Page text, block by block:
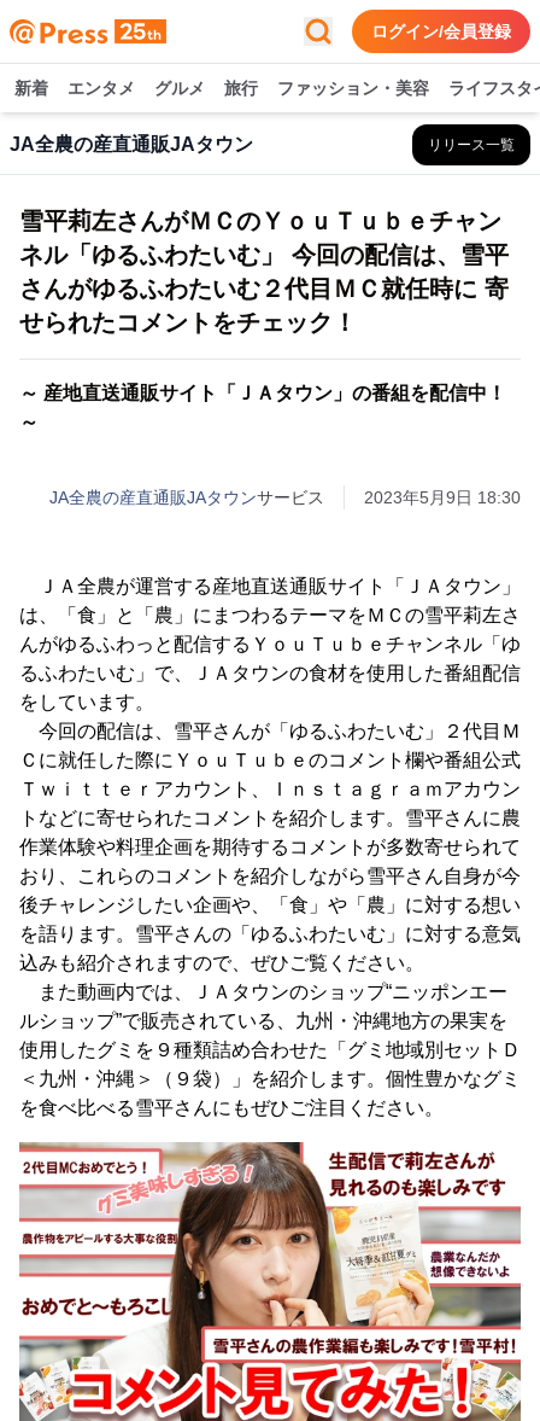
ログイン/会員登録
新着 エンタメ グルメ 旅行 ファッション・美容 ライフスタ
JA全農の産直通販JAタウン リリース一覧
雪平莉左さんがＭＣのＹｏｕＴｕｂｅチャン
ネル「ゆるふわたいむ」 今回の配信は、雪平
さんがゆるふわたいむ２代目ＭＣ就任時に 寄
せられたコメントをチェック！
～ 産地直送通販サイト「ＪＡタウン」の番組を配信中！
～
JA全農の産直通販JAタウンサービス 2023年5月9日 18:30
ＪＡ全農が運営する産地直送通販サイト「ＪＡタウン」
は、「食」と「農」にまつわるテーマをＭＣの雪平莉左さ
んがゆるふわっと配信するＹｏｕＴｕｂｅチャンネル「ゆ
るふわたいむ」で、ＪＡタウンの食材を使用した番組配信
をしています。
今回の配信は、雪平さんが「ゆるふわたいむ」２代目Ｍ
Ｃに就任した際にＹｏｕＴｕｂｅのコメント欄や番組公式
Ｔｗｉｔｔｅｒアカウント、Ｉｎｓｔａｇｒａｍアカウン
トなどに寄せられたコメントを紹介します。雪平さんに農
作業体験や料理企画を期待するコメントが多数寄せられて
おり、これらのコメントを紹介しながら雪平さん自身が今
後チャレンジしたい企画や、「食」や「農」に対する想い
を語ります。雪平さんの「ゆるふわたいむ」に対する意気
込みも紹介されますので、ぜひご覧ください。
また動画内では、ＪＡタウンのショップ“ニッポンエー
ルショップ”で販売されている、九州・沖縄地方の果実を
使用したグミを９種類詰め合わせた「グミ地域別セットＤ
＜九州・沖縄＞（９袋）」を紹介します。個性豊かなグミ
を食べ比べる雪平さんにもぜひご注目ください。